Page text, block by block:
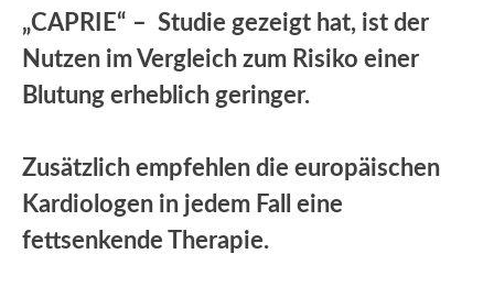
„CAPRIE“ – Studie gezeigt hat, ist der
Nutzen im Vergleich zum Risiko einer
Blutung erheblich geringer.
Zusätzlich empfehlen die europäischen
Kardiologen in jedem Fall eine
fettsenkende Therapie.